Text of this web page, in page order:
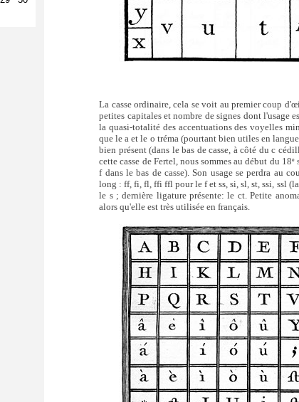
La casse ordinaire, cela se voit au premier coup
petites capitales et nombre de signes dont l'usage
la quasi-totalité des accentuations des voyelles
que le a et le o tréma (pourtant bien utiles en
bien présent (dans le bas de casse, à côté du c
cette casse de Fertel, nous sommes au début du 18e
f dans le bas de casse). Son usage se perdra au
long : ff, fi, fl, ffi ffl pour le f et ss, si, sl, st, ssi, ssl
le s ; dernière ligature présente: le ct. Petite
alors qu'elle est très utilisée en français.